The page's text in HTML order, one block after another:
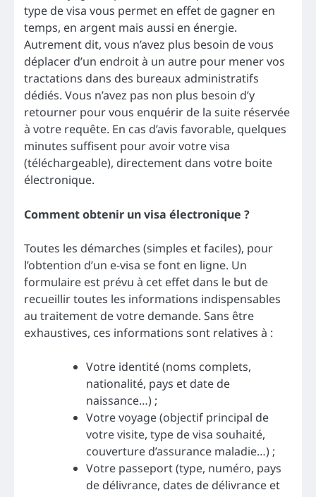
type de visa vous permet en effet de gagner en
temps, en argent mais aussi en énergie.
Autrement dit, vous n’avez plus besoin de vous
déplacer d’un endroit à un autre pour mener vos
tractations dans des bureaux administratifs
dédiés. Vous n’avez pas non plus besoin d’y
retourner pour vous enquérir de la suite réservée
à votre requête. En cas d’avis favorable, quelques
minutes suffisent pour avoir votre visa
(téléchargeable), directement dans votre boite
électronique.
Comment obtenir un visa électronique ?
Toutes les démarches (simples et faciles), pour
l’obtention d’un e-visa se font en ligne. Un
formulaire est prévu à cet effet dans le but de
recueillir toutes les informations indispensables
au traitement de votre demande. Sans être
exhaustives, ces informations sont relatives à :
Votre identité (noms complets,
nationalité, pays et date de
naissance…) ;
Votre voyage (objectif principal de
votre visite, type de visa souhaité,
couverture d’assurance maladie…) ;
Votre passeport (type, numéro, pays
de délivrance, dates de délivrance et